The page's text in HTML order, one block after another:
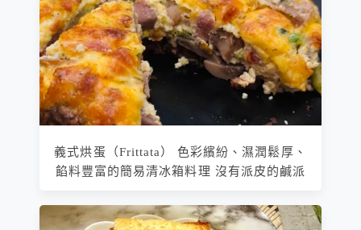
義式烘蛋（Frittata） 色彩繽紛、濕潤鬆厚、
餡料豐富的簡易清冰箱料理 沒有派皮的鹹派